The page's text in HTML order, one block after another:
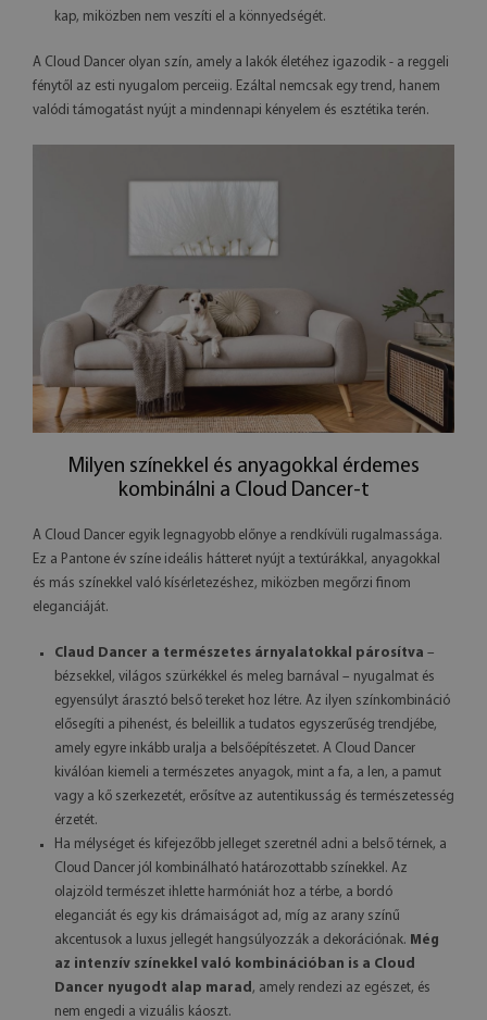
kap, miközben nem veszíti el a könnyedségét.
A Cloud Dancer olyan szín, amely a lakók életéhez igazodik - a reggeli
fénytől az esti nyugalom perceiig. Ezáltal nemcsak egy trend, hanem
valódi támogatást nyújt a mindennapi kényelem és esztétika terén.
Milyen színekkel és anyagokkal érdemes
kombinálni a Cloud Dancer-t
A Cloud Dancer egyik legnagyobb előnye a rendkívüli rugalmassága.
Ez a Pantone év színe ideális hátteret nyújt a textúrákkal, anyagokkal
és más színekkel való kísérletezéshez, miközben megőrzi finom
eleganciáját.
Claud Dancer a természetes árnyalatokkal párosítva –
bézsekkel, világos szürkékkel és meleg barnával – nyugalmat és
egyensúlyt árasztó belső tereket hoz létre. Az ilyen színkombináció
elősegíti a pihenést, és beleillik a tudatos egyszerűség trendjébe,
amely egyre inkább uralja a belsőépítészetet. A Cloud Dancer
kiválóan kiemeli a természetes anyagok, mint a fa, a len, a pamut
vagy a kő szerkezetét, erősítve az autentikusság és természetesség
érzetét.
Ha mélységet és kifejezőbb jelleget szeretnél adni a belső térnek, a
Cloud Dancer jól kombinálható határozottabb színekkel. Az
olajzöld természet ihlette harmóniát hoz a térbe, a bordó
eleganciát és egy kis drámaiságot ad, míg az arany színű
akcentusok a luxus jellegét hangsúlyozzák a dekorációnak. Még
az intenzív színekkel való kombinációban is a Cloud
Dancer nyugodt alap marad , amely rendezi az egészet, és
nem engedi a vizuális káoszt.